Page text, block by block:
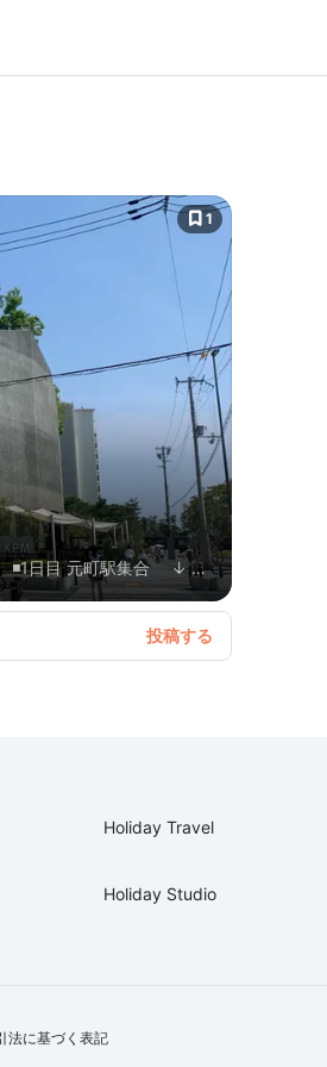
1
Holiday Travel
Holiday Studio
法に基づく表記